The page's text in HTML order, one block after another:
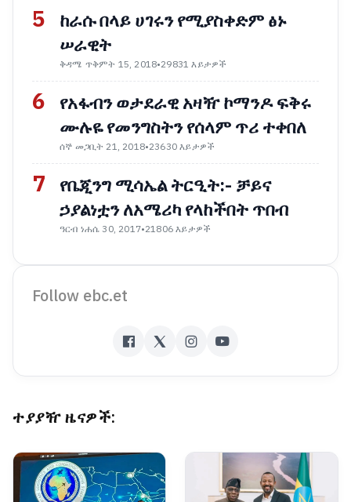
5
ከራሱ በላይ ሀገሩን የሚያስቀድም ፅኑ
ሠራዊት
ቅዳሜ ጥቅምት 15, 2018•29831 እይታዎች
6
የአፋብን ወታደራዊ አዛዥ ኮማንዶ ፍቅሩ
ሙሉዬ የመንግስትን የሰላም ጥሪ ተቀበለ
ሰኞ መጋቢት 21, 2018•23630 እይታዎች
7
የቤጂንግ ሚሳኤል ትርዒት:- ቻይና
ኃያልነቷን ለአሜሪካ የላከችበት ጥበብ
ዓርብ ነሐሴ 30, 2017•21806 እይታዎች
Follow ebc.et
ተያያዥ ዜናዎች: